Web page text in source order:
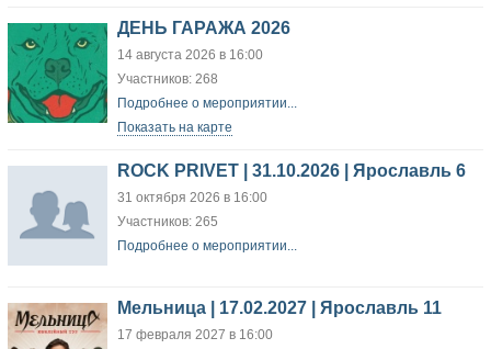
ДЕНЬ ГАРАЖА 2026
14 августа 2026 в 16:00
Участников: 268
Подробнее о мероприятии...
Показать на карте
ROCK PRIVET | 31.10.2026 | Ярославль 6
31 октября 2026 в 16:00
Участников: 265
Подробнее о мероприятии...
Мельница | 17.02.2027 | Ярославль 11
17 февраля 2027 в 16:00